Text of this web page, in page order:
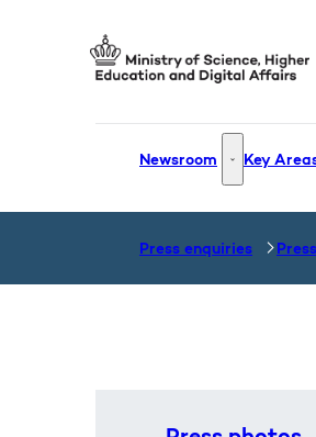
Newsroom Newsroom -
Key
Press enquiries